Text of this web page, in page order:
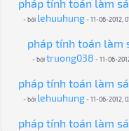
pháp tính toán làm
- bởi lehuuhung- 11-06-2012,
pháp tính toán làm
- bởitruong038 - 11-06-
pháp tính toán làm
- bởi lehuuhung- 11-06-2012,
pháp tính toán làm